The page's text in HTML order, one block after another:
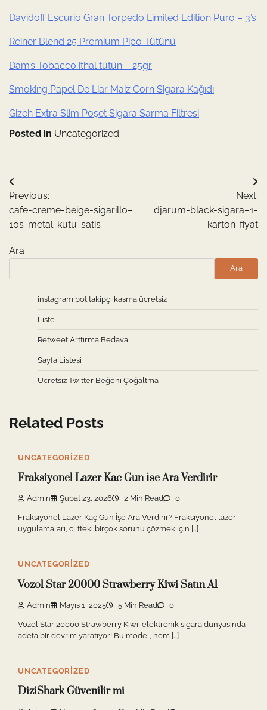
Davidoff Escurio Gran Torpedo Limited Edition Puro – 3’s
Reiner Blend 25 Premium Pipo Tütünü
Dam’s Tobacco ithal tütün – 25gr
Smoking Papel De Liar Maiz Corn Sigara Kağıdı
Gizeh Extra Slim Poşet Sigara Sarma Filtresi
Posted in Uncategorized
Yazı
gezinmesi
Previous:
cafe-creme-beige-sigarillo–
10s-metal-kutu-satis
Next:
djarum-black-sigara–1-
karton-fiyat
Ara
Ara
instagram bot takipçi kasma ücretsiz
Liste
Retweet Arttırma Bedava
Sayfa Listesi
Ücretsiz Twitter Beğeni Çoğaltma
Related Posts
UNCATEGORIZED
Fraksiyonel Lazer Kac Gun İse Ara Verdirir
Admin Şubat 23, 2026 2 Min Read 0
Fraksiyonel Lazer Kaç Gün İşe Ara Verdirir? Fraksiyonel lazer
uygulamaları, ciltteki birçok sorunu çözmek için […]
UNCATEGORIZED
Vozol Star 20000 Strawberry Kiwi Satın Al
Admin Mayıs 1, 2025 5 Min Read 0
Vozol Star 20000 Strawberry Kiwi, elektronik sigara dünyasında
adeta bir devrim yaratıyor! Bu model, hem […]
UNCATEGORIZED
DiziShark Güvenilir mi